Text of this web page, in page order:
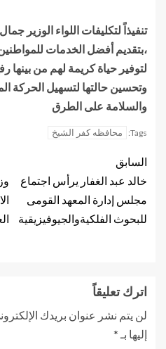
تنفيذاً لتكليفات اللواء الوزير
،بتقديم أفضل الخدمات
لتوفير حياة كريمة لهم من
وتحسين حالتها لتسهيل الحركة
والسلامة على الطرق
Tags: محافظه كفر الشيخ
السابق
خالد عبد الغفار يرأس اجتماع
مجلس إدارة المعهد القومى
للبحوث الفلكيةوالجيوفيزيقية
اترك تعليقاً
لن يتم نشر عنوان بريدك
إليها بـ *